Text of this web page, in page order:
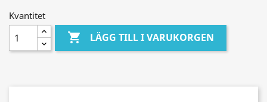
Kvantitet
 LÄGG TILL I VARUKORGEN